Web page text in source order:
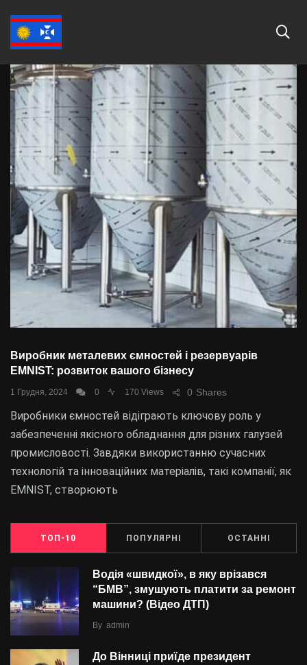
Виробник металевих ємностей і резервуарів
EMNIST: розвиток вашого бізнесу
1 Грудня, 2024 0 170 Views Shares
0
Виробники ємностей відіграють ключову роль у
забезпеченні якісного обладнання для різних галузей
промисловості. Завдяки використанню сучасних
технологій та інноваційних матеріалів, такі компанії, як
EMNIST, створюють
ТОП-10 ПОПУЛЯРНІ ОСТАННІ
Водія «швидкої», в яку врізався
“БMВ”, змушують платити за ремонт
машини? (Відео ДТП)
By admin
До Вінниці приїде президент